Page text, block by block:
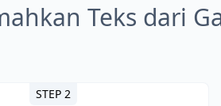
Teks dari
STEP 2